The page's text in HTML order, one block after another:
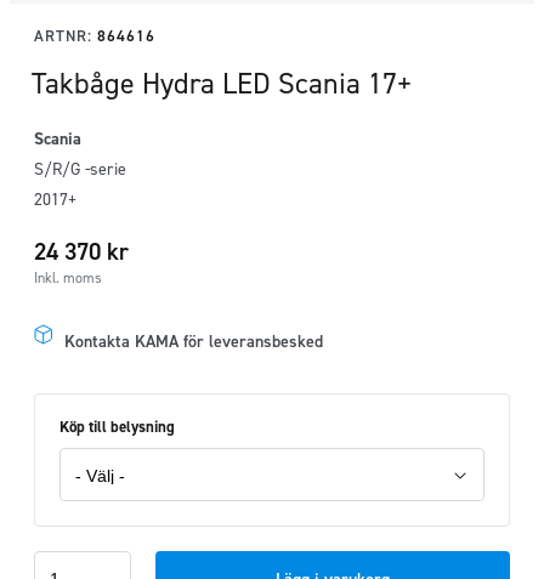
ARTNR: 864616
Takbåge Hydra LED Scania 17+
Scania
S/R/G -serie
2017+
24 370 kr
Inkl. moms
Kontakta KAMA för leveransbesked
Köp till belysning